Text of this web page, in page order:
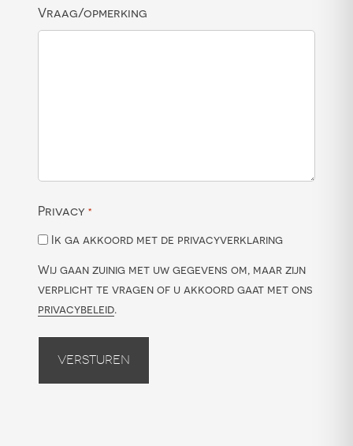
Vraag/opmerking
Privacy *
Ik ga akkoord met de privacyverklaring
Wij gaan zuinig met uw gegevens om, maar zijn
verplicht te vragen of u akkoord gaat met ons
privacybeleid.
Versturen